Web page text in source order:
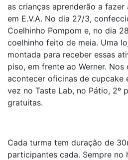
as crianças aprenderão a
em E.V.A. No dia 27/3,
Coelhinho Pompom e, no dia
coelhinho feito de meia. Uma
montada para receber essas
piso, em frente ao Werner.
acontecer oficinas de cupcake
vez no Taste Lab, no Pátio, 2º
gratuitas.
Cada turma tem duração de
participantes cada. Sempre no